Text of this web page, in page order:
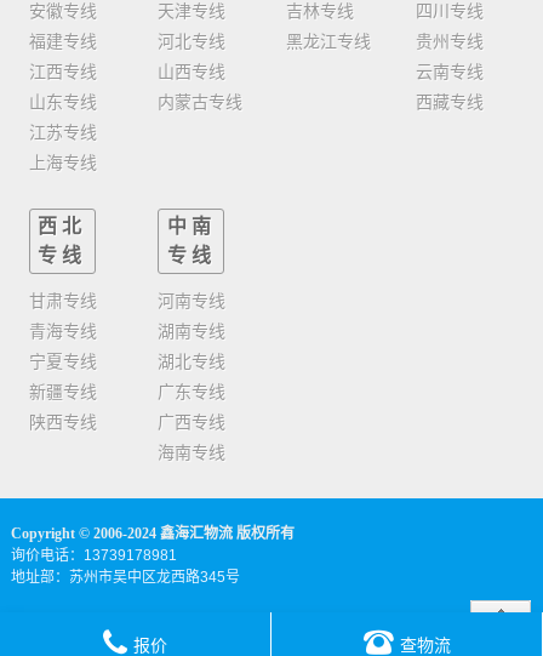
安徽专线
福建专线
江西专线
山东专线
江苏专线
上海专线
天津专线
河北专线
山西专线
内蒙古专线
吉林专线
黑龙江专线
四川专线
贵州专线
云南专线
西藏专线
西北
专线
甘肃专线
青海专线
宁夏专线
新疆专线
陕西专线
中南
专线
河南专线
湖南专线
湖北专线
广东专线
广西专线
海南专线
Copyright © 2006-2024 鑫海汇物流 版权所有
询价电话：13739178981
地址部：苏州市吴中区龙西路345号
报价 查物流